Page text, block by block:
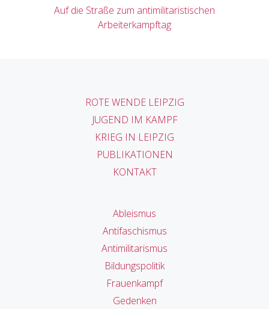
Auf die Straße zum antimilitaristischen
Arbeiterkampftag
ROTE WENDE LEIPZIG
JUGEND IM KAMPF
KRIEG IN LEIPZIG
PUBLIKATIONEN
KONTAKT
Ableismus
Antifaschismus
Antimilitarismus
Bildungspolitik
Frauenkampf
Gedenken